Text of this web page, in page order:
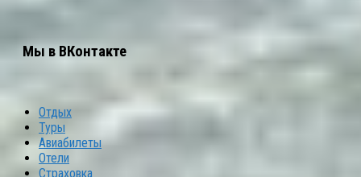
Мы в ВКонтакте
Отдых
Туры
Авиабилеты
Отели
Страховка